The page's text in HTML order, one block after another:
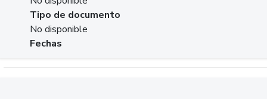
Tipo de documento
No disponible
Fechas